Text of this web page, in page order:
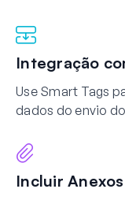
Integração
Use Smart Tags
dados do envio
Incluir Anexos